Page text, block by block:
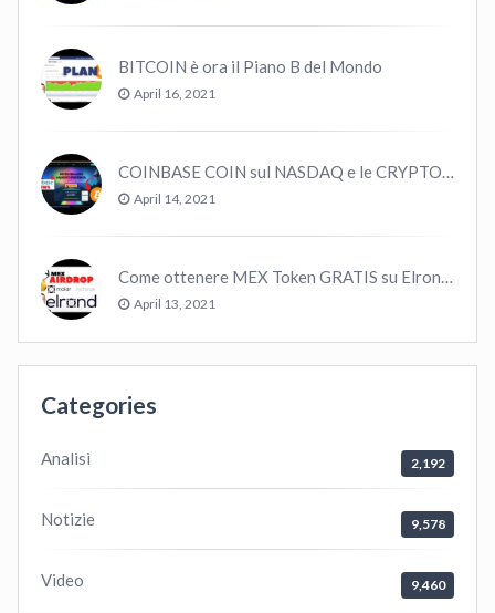
BITCOIN è ora il Piano B del Mondo
April 16, 2021
COINBASE COIN sul NASDAQ e le CRYPTO volano!
April 14, 2021
Come ottenere MEX Token GRATIS su Elrond ?
April 13, 2021
Categories
Analisi 2,192
Notizie 9,578
Video 9,460